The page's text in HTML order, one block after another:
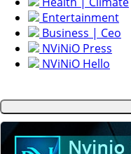
Entertainment
Business | Ceo
NViNiO Press
NViNiO Hello